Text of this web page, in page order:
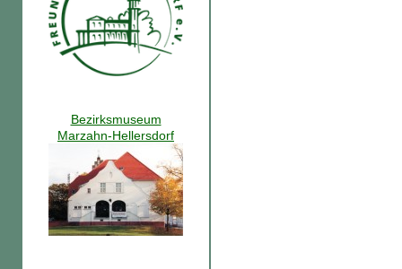
Bezirksmuseum
Marzahn-Hellersdorf